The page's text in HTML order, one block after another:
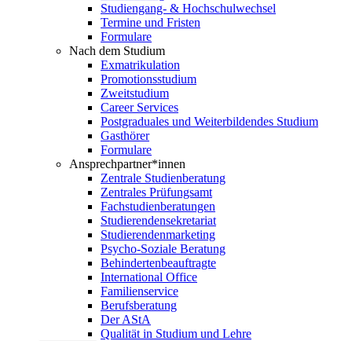
Studiengang- & Hochschulwechsel
Termine und Fristen
Formulare
Nach dem Studium
Exmatrikulation
Promotionsstudium
Zweitstudium
Career Services
Postgraduales und Weiterbildendes Studium
Gasthörer
Formulare
Ansprechpartner*innen
Zentrale Studienberatung
Zentrales Prüfungsamt
Fachstudienberatungen
Studierendensekretariat
Studierendenmarketing
Psycho-Soziale Beratung
Behindertenbeauftragte
International Office
Familienservice
Berufsberatung
Der AStA
Qualität in Studium und Lehre